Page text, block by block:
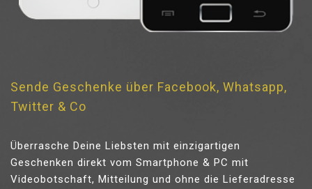
Sende Geschenke über Facebook, Whatsapp,
Twitter & Co
Überrasche Deine Liebsten mit einzigartigen
Geschenken direkt vom Smartphone & PC mit
Videobotschaft, Mitteilung und ohne die Lieferadresse